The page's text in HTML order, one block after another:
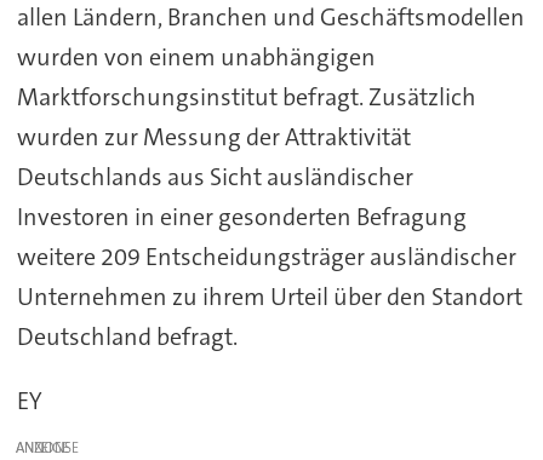
allen Ländern, Branchen und Geschäftsmodellen
wurden von einem unabhängigen
Marktforschungsinstitut befragt. Zusätzlich
wurden zur Messung der Attraktivität
Deutschlands aus Sicht ausländischer
Investoren in einer gesonderten Befragung
weitere 209 Entscheidungsträger ausländischer
Unternehmen zu ihrem Urteil über den Standort
Deutschland befragt.
EY
ANZEIGE